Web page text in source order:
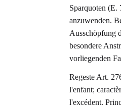
Sparquoten
anzuwenden.
Ausschöpfung
besondere
vorliegenden
Regeste Art.
l'enfant;
l'excédent.